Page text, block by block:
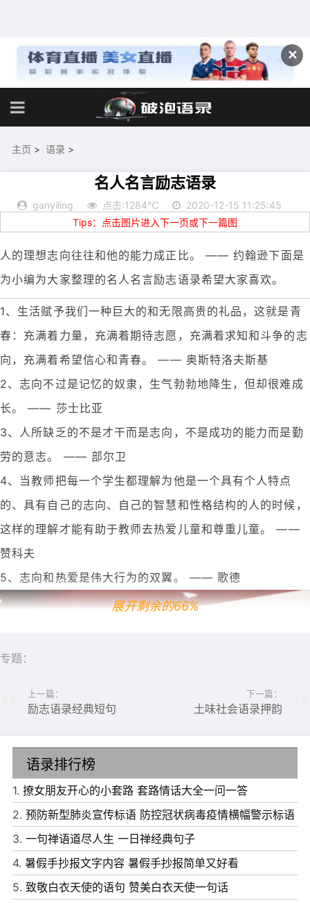
✕
主页 > 语录 >
名人名言励志语录
ganyiling 点击:1284℃
2020-12-15 11:25:45
Tips：点击图片进入下一页或下一篇图
人的理想志向往往和他的能力成正比。 —— 约翰逊下面是
为小编为大家整理的名人名言励志语录希望大家喜欢。
1、生活赋予我们一种巨大的和无限高贵的礼品，这就是青
春：充满着力量，充满着期待志愿，充满着求知和斗争的志
向，充满着希望信心和青春。 —— 奥斯特洛夫斯基
2、志向不过是记忆的奴隶，生气勃勃地降生，但却很难成
长。 —— 莎士比亚
3、人所缺乏的不是才干而是志向，不是成功的能力而是勤
劳的意志。 —— 部尔卫
4、当教师把每一个学生都理解为他是一个具有个人特点
的、具有自己的志向、自己的智慧和性格结构的人的时候，
这样的理解才能有助于教师去热爱儿童和尊重儿童。 ——
赞科夫
5、志向和热爱是伟大行为的双翼。 —— 歌德
6、志向是天才的幼苗，经过热爱劳动的双手培育，在肥田
沃土里将成长为粗壮的大树。不热爱劳动，不进行自我教
育，志向这棵幼苗也会连根枯死。确定个人志向，选好专
展开剩余的66%
专题：
上一篇：
励志语录经典短句
下一篇：
土味社会语录押韵
语录排行榜
1. 撩女朋友开心的小套路 套路情话大全一问一答
2. 预防新型肺炎宣传标语 防控冠状病毒疫情横幅警示标语
3. 一句禅语道尽人生 一日禅经典句子
4. 暑假手抄报文字内容 暑假手抄报简单又好看
5. 致敬白衣天使的语句 赞美白衣天使一句话